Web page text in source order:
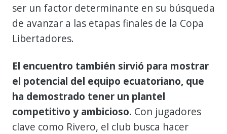
ser un factor determinante en su búsqueda
de avanzar a las etapas finales de la Copa
Libertadores.
El encuentro también sirvió para mostrar
el potencial del equipo ecuatoriano, que
ha demostrado tener un plantel
competitivo y ambicioso. Con jugadores
clave como Rivero, el club busca hacer